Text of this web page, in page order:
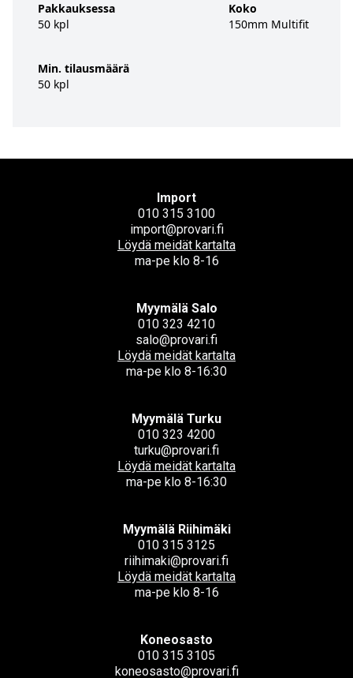
Pakkauksessa
50 kpl
Min. tilausmäärä
50 kpl
Koko
150mm Multifit
Import
010 315 3100
import@provari.fi
Löydä meidät kartalta
ma-pe klo 8-16
Myymälä Salo
010 323 4210
salo@provari.fi
Löydä meidät kartalta
ma-pe klo 8-16:30
Myymälä Turku
010 323 4200
turku@provari.fi
Löydä meidät kartalta
ma-pe klo 8-16:30
Myymälä Riihimäki
010 315 3125
riihimaki@provari.fi
Löydä meidät kartalta
ma-pe klo 8-16
Koneosasto
010 315 3105
koneosasto@provari.fi